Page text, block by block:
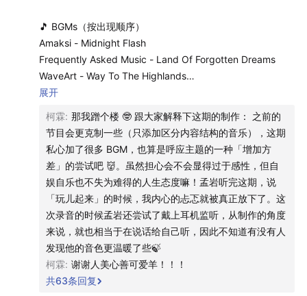
🎵 BGMs（按出现顺序）
Amaksi - Midnight Flash
Frequently Asked Music - Land Of Forgotten Dreams
WaveArt - Way To The Highlands
WaveArt - It’s A Good Day
Reveille - Great Beyond（段落过渡）
Outside The Sky - Counting Breaths
Rest Settle - Intimacy
One Zero - Stratosphere
The Realist - Lobero
Falls - Glasgow
Adam Saban - Exploring The Unknown
Cody Martin - Building Legacies
Cody Martin - Pembrokeshire
Cody Martin - Beat The System
WaveArt - Smooth Waters（片尾）
展开
柯霖: 那我蹭个楼 🤓 跟大家解释下这期的制作： 之前的
节目会更克制一些（只添加区分内容结构的音乐），这期
私心加了很多 BGM，也算是呼应主题的一种「增加方
差」的尝试吧 👹。虽然担心会不会显得过于感性，但自
娱自乐也不失为难得的人生态度嘛！孟岩听完这期，说
「玩儿起来」的时候，我内心的忐忑就被真正放下了。这
次录音的时候孟岩还尝试了戴上耳机监听，从制作的角度
来说，就也相当于在说话给自己听，因此不知道有没有人
发现他的音色更温暖了些🍃
柯霖: 谢谢人美心善可爱羊！！！
共63条回复